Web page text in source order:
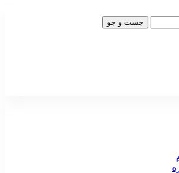
جست و جو